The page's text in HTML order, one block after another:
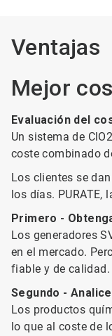
Ventajas
Mejor
Evaluación del
Un sistema de
coste combinado
Los clientes se
los días. PURATE,
Primero -
Los generadores
en el mercado.
fiable y de calidad.
Segundo -
Los productos
lo que al coste de